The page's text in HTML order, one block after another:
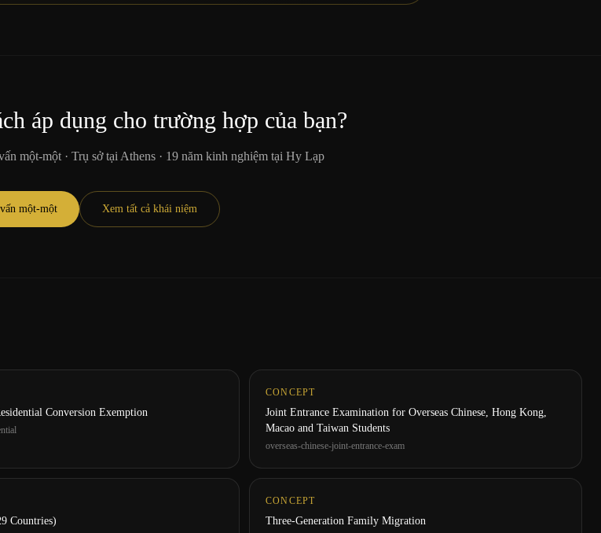
áp dụng cho trường hợp của bạn?
một · Trụ sở tại Athens · 19 năm kinh nghiệm tại Hy Lạp
một-một Xem tất cả khái niệm
Conversion Exemption
CONCEPT
Joint Entrance Examination for Overseas Chinese, Hong Kong,
Macao and Taiwan Students
overseas-chinese-joint-entrance-exam
Countries)
CONCEPT
Three-Generation Family Migration